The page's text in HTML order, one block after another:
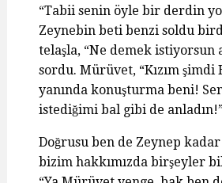
“Tabii senin öyle bir derdin
Zeynebin beti benzi soldu
telaşla, “Ne demek istiyorsun
sordu. Mürüvet, “Kızım şimdi
yanında konuşturma beni!
istediğimi bal gibi de
Doğrusu ben de Zeynep kadar
bizim hakkımızda birşeyler